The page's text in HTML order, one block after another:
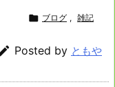
 ブログ , 雑記
Posted by ともや